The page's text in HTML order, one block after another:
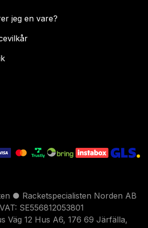
jeg en vare?
● Racketspecialisten Norden AB
SE556812053801
Väg 12 Hus A6, 176 69 Järfälla,